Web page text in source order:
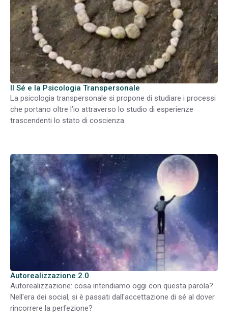
Il Sé e la Psicologia Transpersonale
La psicologia transpersonale si propone di studiare i processi
che portano oltre l’io attraverso lo studio di esperienze
trascendenti lo stato di coscienza.
Autorealizzazione 2.0
Autorealizzazione: cosa intendiamo oggi con questa parola?
Nell'era dei social, si è passati dall'accettazione di sé al dover
rincorrere la perfezione?